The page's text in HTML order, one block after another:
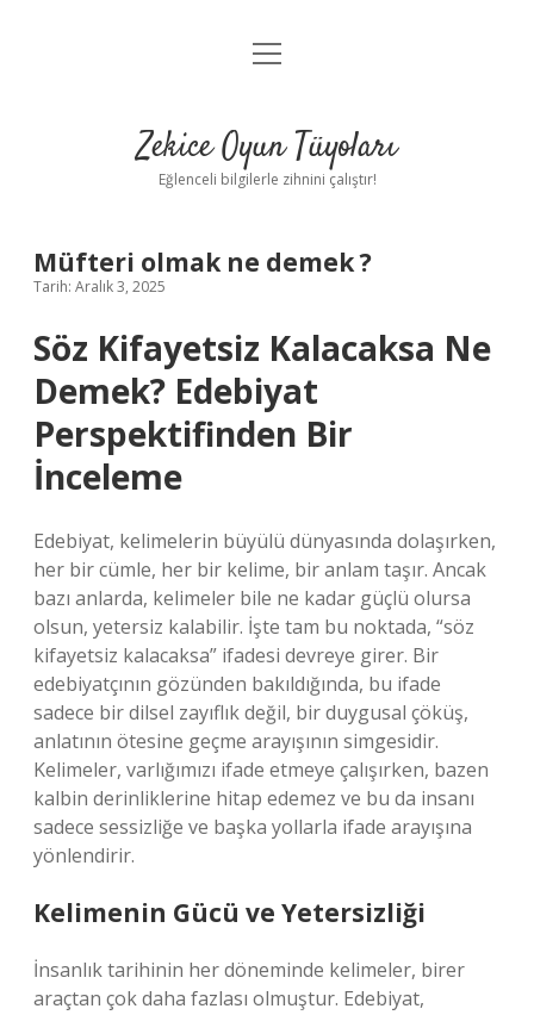
Anasayfa
Yasal Uyarı
menüyü
Zekice Oyun Tüyoları
Eğlenceli bilgilerle zihnini çalıştır!
Müfteri olmak ne demek ?
Tarih: Aralık 3, 2025
Söz Kifayetsiz Kalacaksa Ne
Demek? Edebiyat
Perspektifinden Bir
İnceleme
Edebiyat, kelimelerin büyülü dünyasında dolaşırken,
her bir cümle, her bir kelime, bir anlam taşır. Ancak
bazı anlarda, kelimeler bile ne kadar güçlü olursa
olsun, yetersiz kalabilir. İşte tam bu noktada, “söz
kifayetsiz kalacaksa” ifadesi devreye girer. Bir
edebiyatçının gözünden bakıldığında, bu ifade
sadece bir dilsel zayıflık değil, bir duygusal çöküş,
anlatının ötesine geçme arayışının simgesidir.
Kelimeler, varlığımızı ifade etmeye çalışırken, bazen
kalbin derinliklerine hitap edemez ve bu da insanı
sadece sessizliğe ve başka yollarla ifade arayışına
yönlendirir.
Kelimenin Gücü ve Yetersizliği
İnsanlık tarihinin her döneminde kelimeler, birer
araçtan çok daha fazlası olmuştur. Edebiyat,